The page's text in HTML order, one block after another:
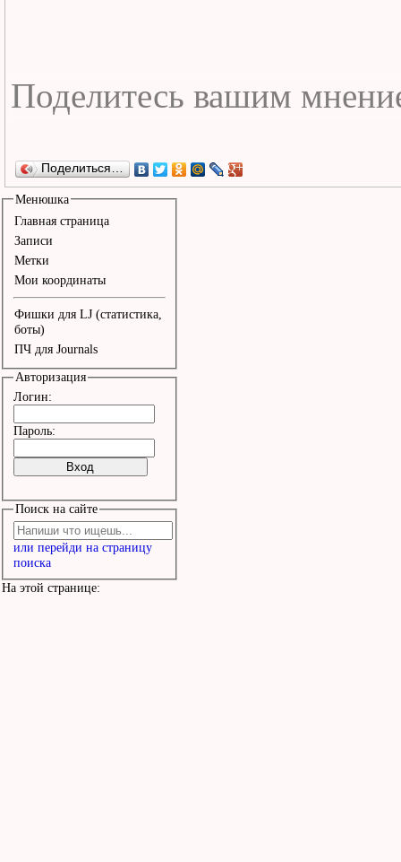
Поделиться…
Менюшка
Главная страница
Записи
Метки
Мои координаты
Фишки для LJ (статистика,
боты)
ПЧ для Journals
Авторизация
Логин:
Пароль:
Поиск на сайте
или перейди на страницу
поиска
На этой странице: